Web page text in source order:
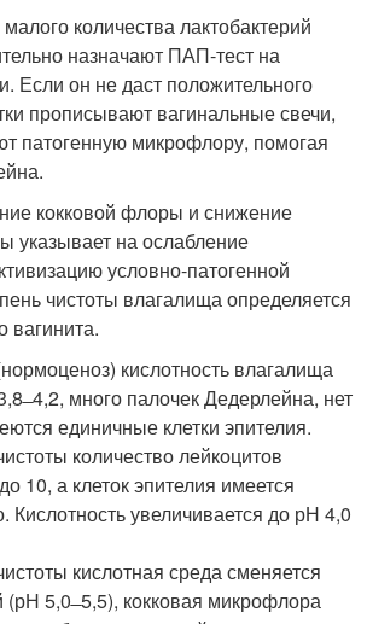
количества лактобактерий
назначают ПАП-тест на
Если он не даст положительного
прописывают вагинальные свечи,
патогенную микрофлору, помогая
кокковой флоры и снижение
указывает на ослабление
условно-патогенной
чистоты влагалища определяется
вагинита.
кислотность влагалища
4,2, много палочек Дедерлейна, нет
единичные клетки эпителия.
количество лейкоцитов
10, а клеток эпителия имеется
Кислотность увеличивается до рН 4,0
кислотная среда сменяется
5,0 ̶ 5,5), кокковая микрофлора